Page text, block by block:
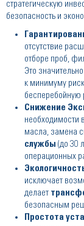
стратегическую
безопасность и
отсутствие
отборе проб,
Это
к минимуму
бесперебойную
Снижение
необходимости
масла, замена
службы (до 30
операционных
исключает
делает
безопасным
Простота